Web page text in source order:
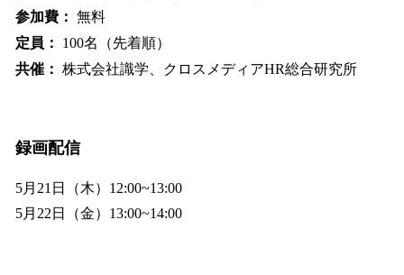
参加費： 無料
定員：
100名（先着順）
共催： 株式会社識学、クロスメディアHR総合研究所
録画配信
5月21日（木）12:00~13:00
5月22日（金）13:00~14:00